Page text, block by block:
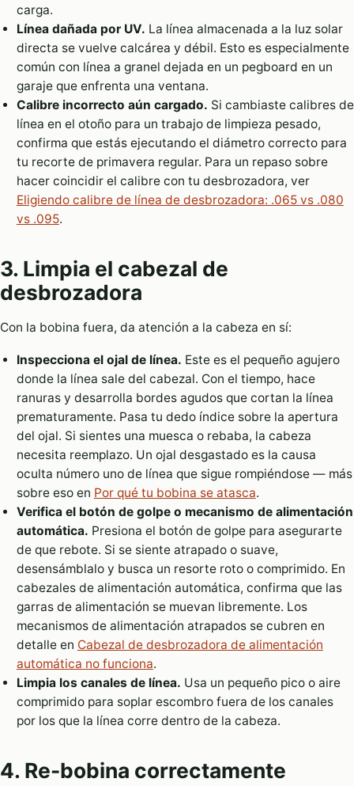
carga.
Línea dañada por UV. La línea almacenada a la luz solar
directa se vuelve calcárea y débil. Esto es especialmente
común con línea a granel dejada en un pegboard en un
garaje que enfrenta una ventana.
Calibre incorrecto aún cargado. Si cambiaste calibres de
línea en el otoño para un trabajo de limpieza pesado,
confirma que estás ejecutando el diámetro correcto para
tu recorte de primavera regular. Para un repaso sobre
hacer coincidir el calibre con tu desbrozadora, ver
Eligiendo calibre de línea de desbrozadora: .065 vs .080
vs .095.
3. Limpia el cabezal de
desbrozadora
Con la bobina fuera, da atención a la cabeza en sí:
Inspecciona el ojal de línea. Este es el pequeño agujero
donde la línea sale del cabezal. Con el tiempo, hace
ranuras y desarrolla bordes agudos que cortan la línea
prematuramente. Pasa tu dedo índice sobre la apertura
del ojal. Si sientes una muesca o rebaba, la cabeza
necesita reemplazo. Un ojal desgastado es la causa
oculta número uno de línea que sigue rompiéndose — más
sobre eso en Por qué tu bobina se atasca.
Verifica el botón de golpe o mecanismo de alimentación
automática. Presiona el botón de golpe para asegurarte
de que rebote. Si se siente atrapado o suave,
desensámblalo y busca un resorte roto o comprimido. En
cabezales de alimentación automática, confirma que las
garras de alimentación se muevan libremente. Los
mecanismos de alimentación atrapados se cubren en
detalle en Cabezal de desbrozadora de alimentación
automática no funciona.
Limpia los canales de línea. Usa un pequeño pico o aire
comprimido para soplar escombro fuera de los canales
por los que la línea corre dentro de la cabeza.
4. Re-bobina correctamente